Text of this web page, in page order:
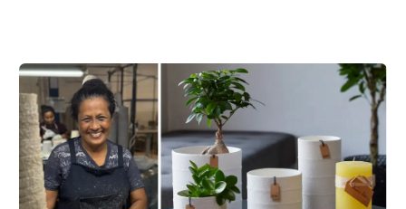
Ania vasen er kendetegnet ved sit smu